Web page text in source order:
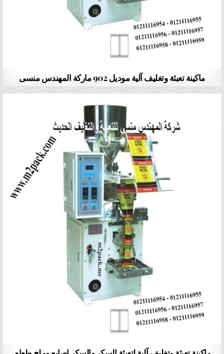
ماكينة تعبئة وتغليف آلية موديل 902 ماركة المهندس منسى